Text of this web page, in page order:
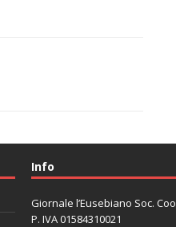
Info
Giornale l’Eusebiano Soc.
P. IVA 01584310021